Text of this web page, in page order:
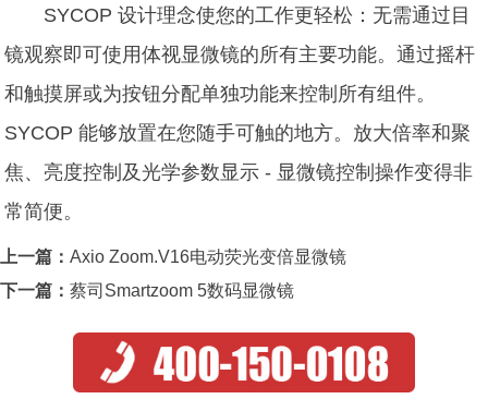
SYCOP 设计理念使您的工作更轻松：无需通过目
镜观察即可使用体视显微镜的所有主要功能。通过摇杆
和触摸屏或为按钮分配单独功能来控制所有组件。
SYCOP 能够放置在您随手可触的地方。放大倍率和聚
焦、亮度控制及光学参数显示 - 显微镜控制操作变得非
常简便。
上一篇： Axio Zoom.V16电动荧光变倍显微镜
下一篇： 蔡司Smartzoom 5数码显微镜